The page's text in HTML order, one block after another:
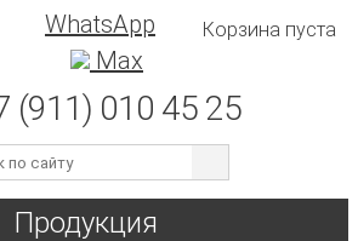
WhatsApp
Max
Корзина пуста
(911) 010 45 25
Продукция